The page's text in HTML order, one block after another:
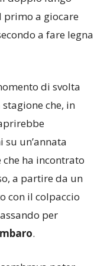
primo a giocare
a fare legna
di svolta
che, in
un’annata
ha incontrato
a partire da un
con il colpaccio
per
.